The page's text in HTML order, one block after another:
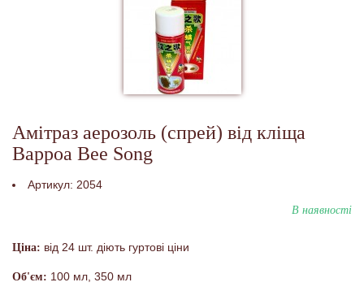
Амітраз аерозоль (спрей) від кліща
Варроа Bee Song
Артикул: 2054
В наявності
Ціна: від 24 шт. діють гуртові ціни
Об'єм: 100 мл, 350 мл